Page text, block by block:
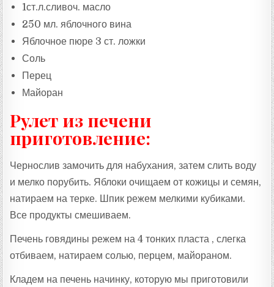
1ст.л.сливоч. масло
250 мл. яблочного вина
Яблочное пюре 3 ст. ложки
Соль
Перец
Майоран
Рулет из печени
приготовление:
Чернослив замочить для набухания, затем слить воду
и мелко порубить. Яблоки очищаем от кожицы и семян,
натираем на терке. Шпик режем мелкими кубиками.
Все продукты смешиваем.
Печень говядины режем на 4 тонких пласта , слегка
отбиваем, натираем солью, перцем, майораном.
Кладем на печень начинку, которую мы приготовили